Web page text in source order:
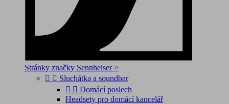
Stránky značky Sennheiser >
  Sluchátka a soundbar
  Domácí poslech
Headsety pro domácí kancelář